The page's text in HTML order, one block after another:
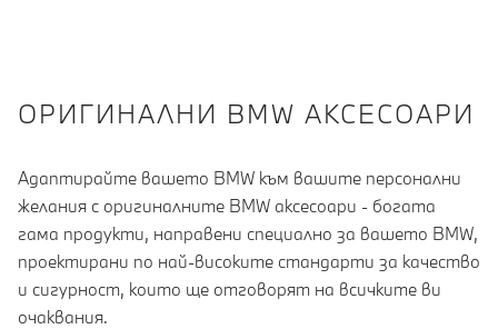
OРИГИНАЛНИ BMW АКСЕСОАРИ
Адаптирайте вашето BMW към вашите персонални
желания с оригиналните BMW аксесоари - богата
гама продукти, направени специално за вашето BMW,
проектирани по най-високите стандарти за качество
и сигурност, които ще отговорят на всичките ви
очаквания.